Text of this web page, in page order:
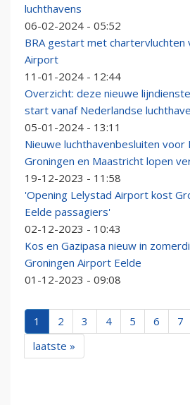
luchthavens
06-02-2024 - 05:52
BRA gestart met chartervluchten
Airport
11-01-2024 - 12:44
Overzicht: deze nieuwe
start vanaf Nederlandse
05-01-2024 - 13:11
Nieuwe luchthavenbesluiten voor
Groningen en Maastricht lopen
19-12-2023 - 11:58
'Opening Lelystad Airport kost
Eelde passagiers'
02-12-2023 - 10:43
Kos en Gazipasa nieuw in
Groningen Airport Eelde
01-12-2023 - 09:08
1 2 3 4 5 6 7
laatste »